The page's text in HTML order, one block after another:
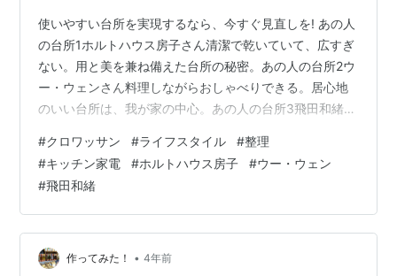
使いやすい台所を実現するなら、今すぐ見直しを! あの人
の台所1ホルトハウス房子さん清潔で乾いていて、広すぎ
ない。用と美を兼ね備えた台所の秘密。あの人の台所2ウ
ー・ウェンさん料理しながらおしゃべりできる。居心地
のいい台所は、我が家の中心。あの人の台所3飛田和緒さ
い動きやすい空間。取り出しやすく、しまいやすい。理
想の台所に辿り着くには?手早くスムーズに料理が進む秘
訣、台所の賢い使い方にありました。日々使う場所だか
ら居心地よく。料理上手な男たち3人の厨房。上田淳子さ
んが案内する合羽橋で、日々の調理を支える道具を選
ぶ。調理中、片づけ、収納、置き場所…、…
#クロワッサン #ライフスタイル #整理
#キッチン家電 #ホルトハウス房子 #ウー・ウェン
#飛田和緒
作ってみた！ • 4年前